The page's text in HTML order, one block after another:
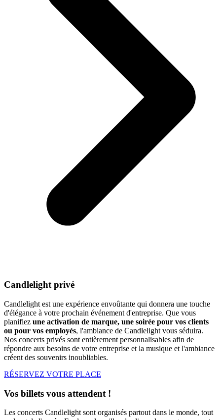
Candlelight privé
Candlelight est une expérience envoûtante qui donnera une touche
d'élégance à votre prochain événement d'entreprise. Que vous
planifiez une activation de marque, une soirée pour vos clients
ou pour vos employés, l'ambiance de Candlelight vous séduira.
Nos concerts privés sont entièrement personnalisables afin de
répondre aux besoins de votre entreprise et la musique et l'ambiance
créent des souvenirs inoubliables.
RÉSERVEZ VOTRE PLACE
Vos billets vous attendent !
Les concerts Candlelight sont organisés partout dans le monde, tout